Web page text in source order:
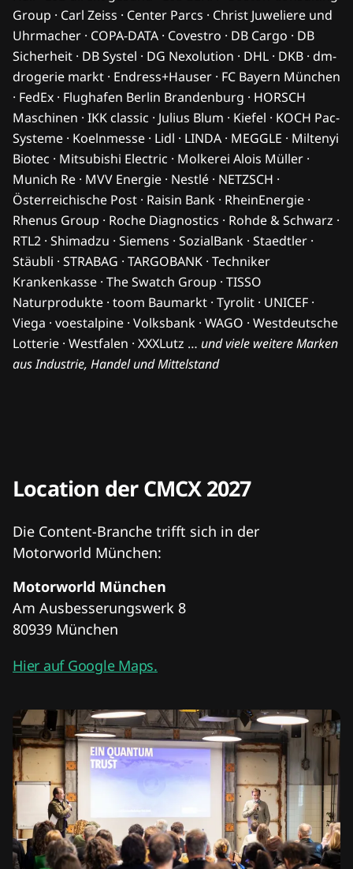
Group · Carl Zeiss · Center Parcs · Christ Juweliere und
Uhrmacher · COPA-DATA · Covestro · DB Cargo · DB
Sicherheit · DB Systel · DG Nexolution · DHL · DKB · dm-
drogerie markt · Endress+Hauser · FC Bayern München
· FedEx · Flughafen Berlin Brandenburg · HORSCH
Maschinen · IKK classic · Julius Blum · Kiefel · KOCH Pac-
Systeme · Koelnmesse · Lidl · LINDA · MEGGLE · Miltenyi
Biotec · Mitsubishi Electric · Molkerei Alois Müller ·
Munich Re · MVV Energie · Nestlé · NETZSCH ·
Österreichische Post · Raisin Bank · RheinEnergie ·
Rhenus Group · Roche Diagnostics · Rohde & Schwarz ·
RTL2 · Shimadzu · Siemens · SozialBank · Staedtler ·
Stäubli · STRABAG · TARGOBANK · Techniker
Krankenkasse · The Swatch Group · TISSO
Naturprodukte · toom Baumarkt · Tyrolit · UNICEF ·
Viega · voestalpine · Volksbank · WAGO · Westdeutsche
Lotterie · Westfalen · XXXLutz … und viele weitere Marken
aus Industrie, Handel und Mittelstand
Location der CMCX 2027
Die Content-Branche trifft sich in der
Motorworld München:
Motorworld München
Am Ausbesserungswerk 8
80939 München
Hier auf Google Maps.